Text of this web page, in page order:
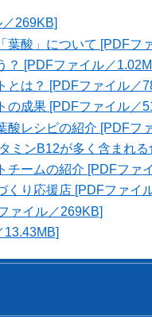
269KB]
葉酸」について [PDFフ
？ [PDFファイル／
とは？ [PDFファイル／
の成果 [PDFファイル／
酸レシピの紹介 [PDFフ
ミンB12が多く含まれ
チームの紹介 [PDFファ
くり応援店 [PDFファイ
ァイル／269KB]
13.43MB]